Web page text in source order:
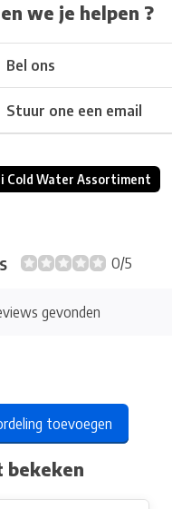
we je helpen ?
Bel ons
Stuur one een email
Cold Water Assortiment
0/5
gevonden
toevoegen
bekeken